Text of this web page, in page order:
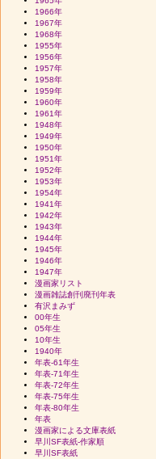
1966年
1967年
1968年
1955年
1956年
1957年
1958年
1959年
1960年
1961年
1948年
1949年
1950年
1951年
1952年
1953年
1954年
1941年
1942年
1943年
1944年
1945年
1946年
1947年
漫画家リスト
漫画雑誌創刊廃刊年表
有沢まみず
00年生
05年生
10年生
1940年
年表-61年生
年表-71年生
年表-72年生
年表-75年生
年表-80年生
年表
漫画家による文庫表紙
早川SF表紙-作家順
早川SF表紙